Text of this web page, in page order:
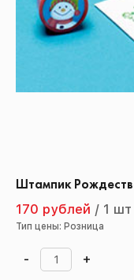
Штампик
170 рублей / 1 шт
Тип цены: Розница
- +